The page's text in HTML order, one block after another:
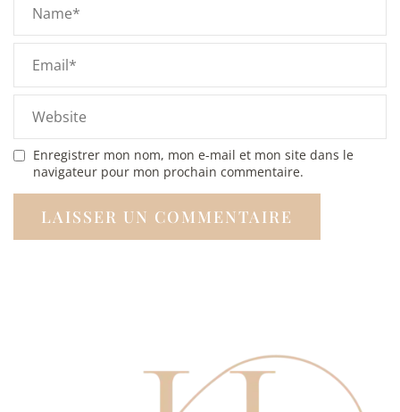
Enregistrer mon nom, mon e-mail et mon site dans le
navigateur pour mon prochain commentaire.